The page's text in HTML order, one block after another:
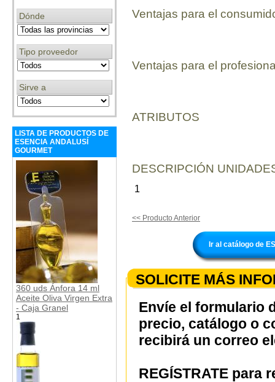
Dónde
Tipo proveedor
Sirve a
LISTA DE PRODUCTOS DE
ESENCIA ANDALUSÍ
GOURMET
360 uds Ánfora 14 ml
Aceite Oliva Virgen Extra
- Caja Granel
1
Ventajas para el
Ventajas para el
ATRIBUTOS
DESCRIPCIÓN
1
<< Producto Anterior
Ir al catálogo de
SOLICITE MÁS
Envíe el formulario
precio, catálogo o
recibirá un correo
REGÍSTRATE para